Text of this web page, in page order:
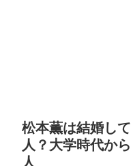
松本薫は結婚し
人？大学時代か
人